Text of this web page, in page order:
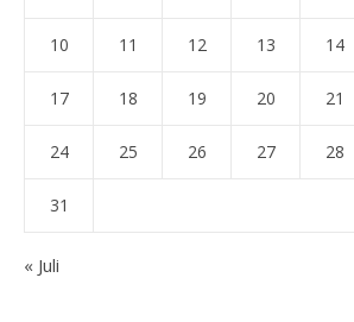
10 11 12 13 14
17 18 19 20 21
24 25 26 27 28
31
« Juli